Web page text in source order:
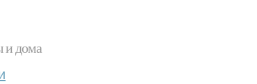
и дома